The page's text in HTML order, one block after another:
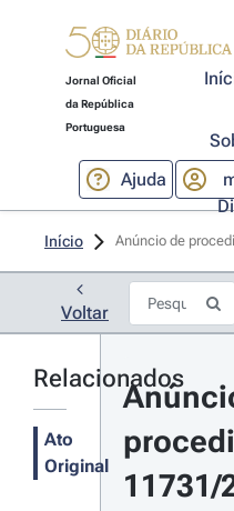
Jornal Oficial
da República
Portuguesa
Ajuda
Início Anúncio de
Voltar
Relacionados
Ato
Original
11731/